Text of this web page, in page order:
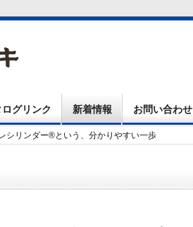
ログリンク 新着情報 お問い合わせ
シリンダー®という、分かりやすい一歩